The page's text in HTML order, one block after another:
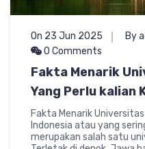
On 23 Jun 2025 By
0 Comments
Fakta Menarik
Yang Perlu kalian
Fakta Menarik
Indonesia atau yang
merupakan salah satu